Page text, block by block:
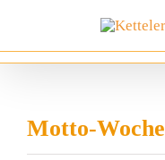
springen
Motto-Woche